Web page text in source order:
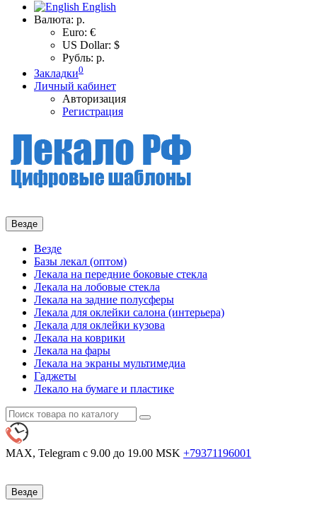
English
Валюта: р.
Euro: €
US Dollar: $
Рубль: р.
Закладки0
Личный кабинет
Авторизация
Регистрация
Везде
Везде
Базы лекал (оптом)
Лекала на передние боковые стекла
Лекала на лобовые стекла
Лекала на задние полусферы
Лекала для оклейки салона (интерьера)
Лекала для оклейки кузова
Лекала на коврики
Лекала на фары
Лекала на экраны мультимедиа
Гаджеты
Лекало на бумаге и пластике
MAX, Telegram с 9.00 до 19.00 MSK +79371196001
Везде